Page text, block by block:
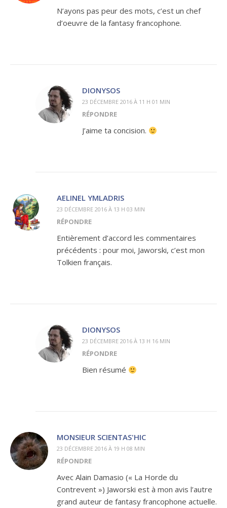
N’ayons pas peur des mots, c’est un chef
d’oeuvre de la fantasy francophone.
DIONYSOS
23 DÉCEMBRE 2016 À 11 H 01 MIN
RÉPONDRE
J’aime ta concision.
AELINEL YMLADRIS
23 DÉCEMBRE 2016 À 13 H 03 MIN
RÉPONDRE
Entièrement d’accord les commentaires
précédents : pour moi, Jaworski, c’est mon
Tolkien français.
DIONYSOS
23 DÉCEMBRE 2016 À 13 H 16 MIN
RÉPONDRE
Bien résumé
MONSIEUR SCIENTAS'HIC
23 DÉCEMBRE 2016 À 19 H 08 MIN
RÉPONDRE
Avec Alain Damasio (« La Horde du
Contrevent ») Jaworski est à mon avis l’autre
grand auteur de fantasy francophone actuelle.